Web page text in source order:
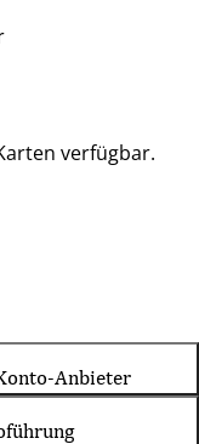
verfügbar.
Anbieter